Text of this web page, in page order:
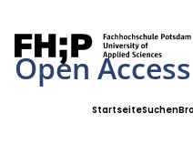
Open Access
StartseiteSuchen